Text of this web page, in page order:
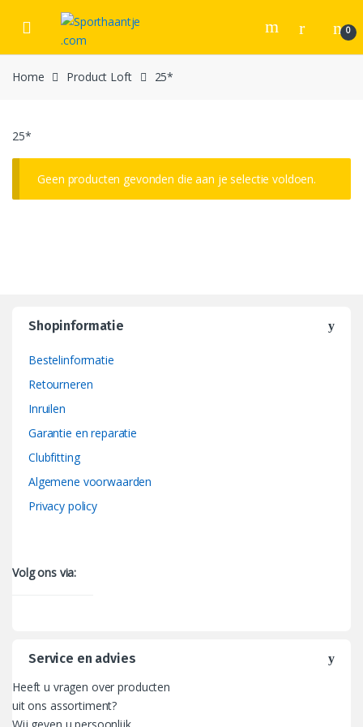
0
Home Product Loft 25*
25*
Geen producten gevonden die aan je selectie voldoen.
Shopinformatie
Bestelinformatie
Retourneren
Inruilen
Garantie en reparatie
Clubfitting
Algemene voorwaarden
Privacy policy
Volg ons via:
Service en advies
Heeft u vragen over producten
uit ons assortiment?